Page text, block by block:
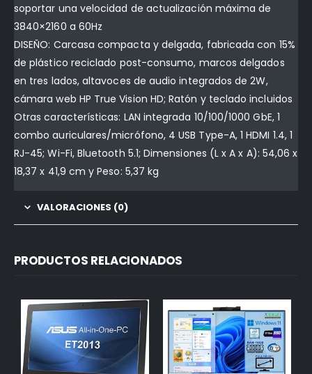
soportar una velocidad de actualización máxima de
3840×2160 a 60Hz
DISEÑO: Carcasa compacta y delgada, fabricada con 15%
de plástico reciclado post-consumo, marcos delgados
en tres lados, altavoces de audio integrados de 2W,
cámara web HP True Vision HD; Ratón y teclado incluidos
Otras características: LAN integrada 10/100/1000 GbE, 1
combo auriculares/micrófono, 4 USB Type-A, 1 HDMI 1.4, 1
RJ-45; Wi-Fi, Bluetooth 5.1; Dimensiones (L x A x A): 54,06 x
18,37 x 41,9 cm y Peso: 5,37 kg
VALORACIONES (0)
PRODUCTOS RELACIONADOS